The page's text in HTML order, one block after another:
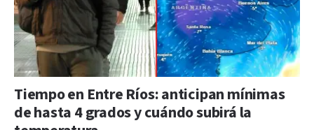
Tiempo en Entre Ríos: anticipan mínimas
de hasta 4 grados y cuándo subirá la